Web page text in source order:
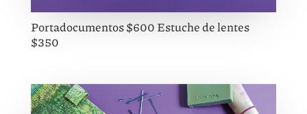
Portadocumentos $600 Estuche de lentes
$350